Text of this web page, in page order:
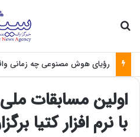
رؤیای هوش مصنوعی چه زمانی
اولین مسابقات
با نرم افزار کتیا